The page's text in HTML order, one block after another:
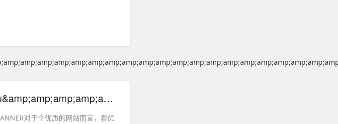
贵阳怎么注册自己网站HttPqmF87Zqu&amp;amp;amp;amp;amp;amp;amp;amp;amp;amp;amp;amp;amp;amp;amp;amp;amp;amp;amp;amp;amp;amp;amp;amp;amp;amp;amp;amp;amp;amp;amp;amp;amp;amp;amp;amp;amp;amp;amp;amp;amp;amp;amp;amp;amp;#39; OR 497=(SELECT 497 FROM PG_SLEEP(15))"}
对于个优质的网站而言，套优